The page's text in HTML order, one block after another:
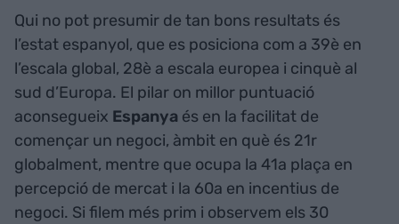
Qui no pot presumir de tan bons resultats és
l’estat espanyol, que es posiciona com a 39è en
l’escala global, 28è a escala europea i cinquè al
sud d’Europa. El pilar on millor puntuació
aconsegueix Espanya és en la facilitat de
començar un negoci, àmbit en què és 21r
globalment, mentre que ocupa la 41a plaça en
percepció de mercat i la 60a en incentius de
negoci. Si filem més prim i observem els 30